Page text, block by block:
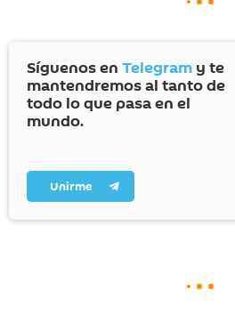
Síguenos en Telegram y te
mantendremos al tanto de
todo lo que pasa en el
mundo.
Unirme